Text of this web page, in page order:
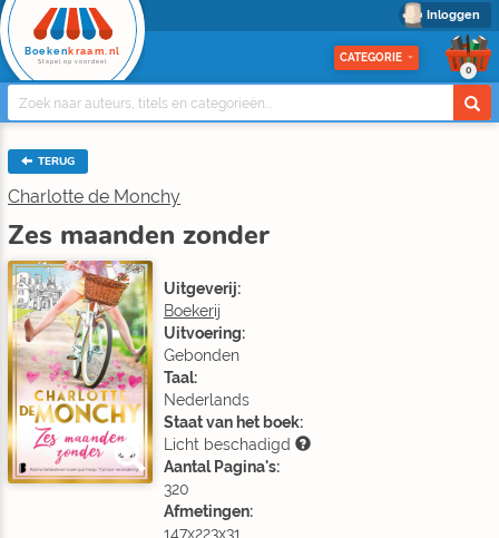
Inloggen
Boeken kraam.nl
Stapel op voordeel CATEGORIE
0
TERUG
Charlotte de Monchy
Zes maanden zonder
Uitgeverij:
Boekerij
Uitvoering:
Gebonden
Taal:
Nederlands
Staat van het boek:
Licht beschadigd
Aantal Pagina's:
320
Afmetingen:
147x223x31